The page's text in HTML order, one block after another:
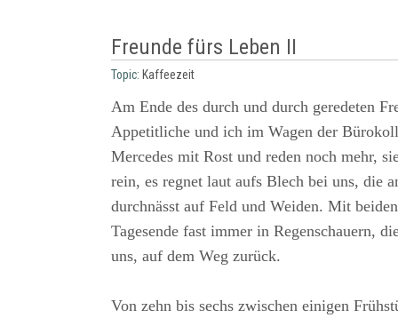
Freunde fürs Leben II
Topic: Kaffeezeit
Am Ende des durch und durch geredeten
Appetitliche und ich im Wagen der
Mercedes mit Rost und reden noch mehr,
rein, es regnet laut aufs Blech bei uns, die
durchnässt auf Feld und Weiden. Mit
Tagesende fast immer in Regenschauern,
uns, auf dem Weg zurück.
Von zehn bis sechs zwischen einigen